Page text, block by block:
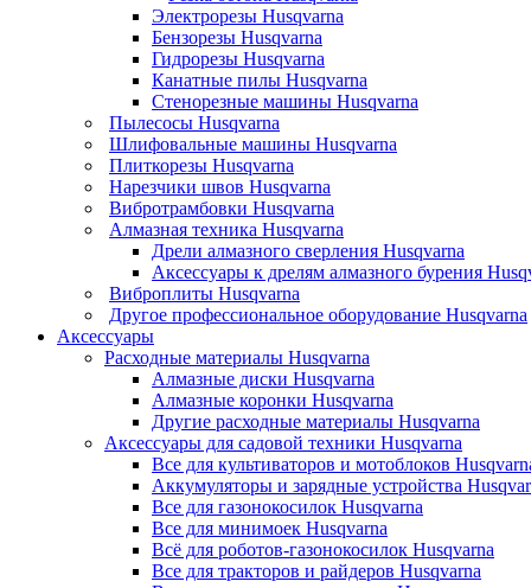
Электрорезы Husqvarna
Бензорезы Husqvarna
Гидрорезы Husqvarna
Канатные пилы Husqvarna
Стенорезные машины Husqvarna
Пылесосы Husqvarna
Шлифовальные машины Husqvarna
Плиткорезы Husqvarna
Нарезчики швов Husqvarna
Вибротрамбовки Husqvarna
Алмазная техника Husqvarna
Дрели алмазного сверления Husqvarna
Аксессуары к дрелям алмазного бурения
Виброплиты Husqvarna
Другое профессиональное оборудование Husqvarna
Аксессуары
Расходные материалы Husqvarna
Алмазные диски Husqvarna
Алмазные коронки Husqvarna
Другие расходные материалы Husqvarna
Аксессуары для садовой техники Husqvarna
Все для культиваторов и мотоблоков
Аккумуляторы и зарядные устройства
Все для газонокосилок Husqvarna
Все для минимоек Husqvarna
Всё для роботов-газонокосилок Husqvarna
Все для тракторов и райдеров Husqvarna